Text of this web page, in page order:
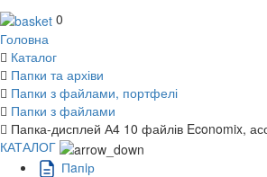
0
Головна
Каталог
Папки та архіви
Папки з файлами, портфелі
Папки з файлами
Папка-дисплей А4 10 файлів Economix,
КАТАЛОГ
Пaпiр